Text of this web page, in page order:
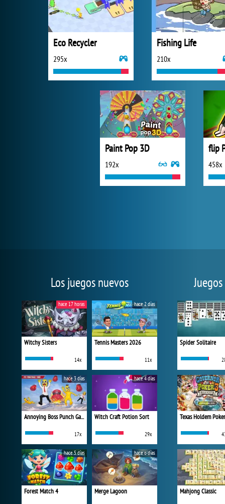
Eco Recycler
295x
Fishing Life
210x
Paint Pop 3D
192x
flip
458x
Los juegos nuevos
Witchy Sisters
14x
hace 17 horas
Tennis Masters 2026
11x
hace 2 días
Annoying Boss Punch Game
17x
hace 3 días
Witch Craft Potion Sort
29x
hace 4 días
Forest Match 4
hace 5 días
Merge Lagoon
hace 6 días
Spider Solitaire
Texas Holdem
Mahjong Classic